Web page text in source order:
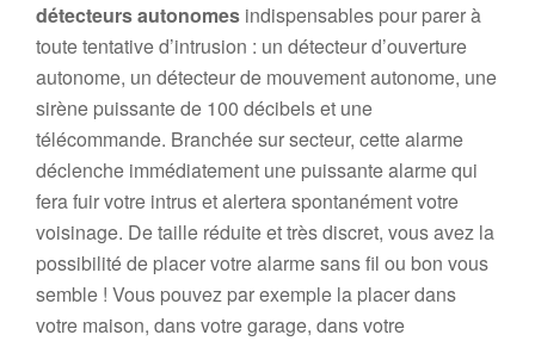
détecteurs autonomes indispensables pour parer à
toute tentative d’intrusion : un détecteur d’ouverture
autonome, un détecteur de mouvement autonome, une
sirène puissante de 100 décibels et une
télécommande. Branchée sur secteur, cette alarme
déclenche immédiatement une puissante alarme qui
fera fuir votre intrus et alertera spontanément votre
voisinage. De taille réduite et très discret, vous avez la
possibilité de placer votre alarme sans fil ou bon vous
semble ! Vous pouvez par exemple la placer dans
votre maison, dans votre garage, dans votre